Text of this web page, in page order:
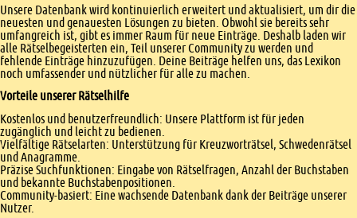
Unsere Datenbank wird kontinuierlich erweitert und aktualisiert, um dir die
neuesten und genauesten Lösungen zu bieten. Obwohl sie bereits sehr
umfangreich ist, gibt es immer Raum für neue Einträge. Deshalb laden wir
alle Rätselbegeisterten ein, Teil unserer Community zu werden und
fehlende Einträge hinzuzufügen. Deine Beiträge helfen uns, das Lexikon
noch umfassender und nützlicher für alle zu machen.
Vorteile unserer Rätselhilfe
Kostenlos und benutzerfreundlich: Unsere Plattform ist für jeden
zugänglich und leicht zu bedienen.
Vielfältige Rätselarten: Unterstützung für Kreuzworträtsel, Schwedenrätsel
und Anagramme.
Präzise Suchfunktionen: Eingabe von Rätselfragen, Anzahl der Buchstaben
und bekannte Buchstabenpositionen.
Community-basiert: Eine wachsende Datenbank dank der Beiträge unserer
Nutzer.